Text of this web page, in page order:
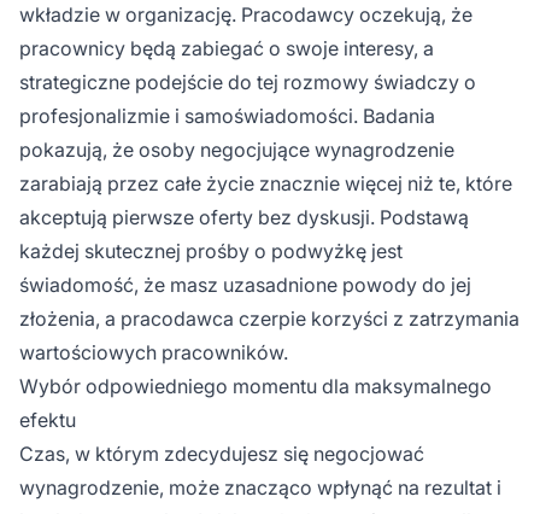
wkładzie w organizację. Pracodawcy oczekują, że
pracownicy będą zabiegać o swoje interesy, a
strategiczne podejście do tej rozmowy świadczy o
profesjonalizmie i samoświadomości. Badania
pokazują, że osoby negocjujące wynagrodzenie
zarabiają przez całe życie znacznie więcej niż te, które
akceptują pierwsze oferty bez dyskusji. Podstawą
każdej skutecznej prośby o podwyżkę jest
świadomość, że masz uzasadnione powody do jej
złożenia, a pracodawca czerpie korzyści z zatrzymania
wartościowych pracowników.
Wybór odpowiedniego momentu dla maksymalnego
efektu
Czas, w którym zdecydujesz się negocjować
wynagrodzenie, może znacząco wpłynąć na rezultat i